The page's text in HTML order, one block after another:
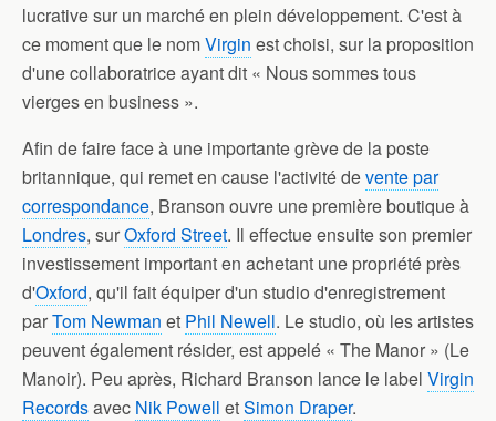
lucrative sur un marché en plein développement. C'est à
ce moment que le nomVirgin est choisi, sur la proposition
d'une collaboratrice ayant dit « Nous sommes tous
vierges en business ».
Afin de faire face à une importante grève de la poste
britannique, qui remet en cause l'activité devente par
correspondance, Branson ouvre une première boutique à
Londres, surOxford Street. Il effectue ensuite son premier
investissement important en achetant une propriété près
d'Oxford, qu'il fait équiper d'un studio d'enregistrement
parTom Newman et Phil Newell. Le studio, où les artistes
peuvent également résider, est appelé « The Manor » (Le
Manoir). Peu après, Richard Branson lance le label Virgin
Recordsavec Nik Powell etSimon Draper.